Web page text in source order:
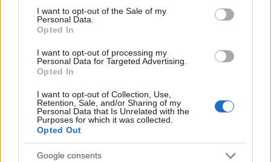
consent section.
I want to opt-out of the Sale of my
Personal Data.
Opted In
I want to opt-out of processing my
Personal Data for Targeted Advertising.
Opted In
I want to opt-out of Collection, Use,
Retention, Sale, and/or Sharing of my
Personal Data that Is Unrelated with the
Purposes for which it was collected.
Opted Out
Google consents
daGoogle News
Condividi l'articolo
a
ce
b
w
it
te
Pi
n
te
re
W
h
at
s
S
h
a
re
Articolo precedente
Prossimo articolo